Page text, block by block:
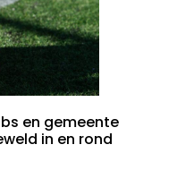
en gemeente
in en rond